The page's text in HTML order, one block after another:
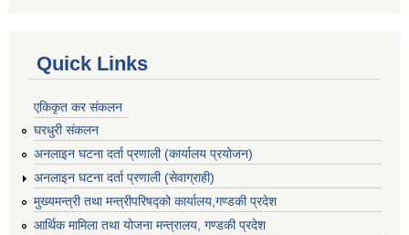
Quick Links
एकिकृत कर संकलन
घरधुरी संकलन
अनलाइन घटना दर्ता प्रणाली (कार्यालय प्रयोजन)
अनलाइन घटना दर्ता प्रणाली (सेवाग्राही)
मुख्यमन्त्री तथा मन्त्रीपरिषद्को कार्यालय,गण्डकी प्रदेश
आर्थिक मामिला तथा योजना मन्त्रालय, गण्डकी प्रदेश